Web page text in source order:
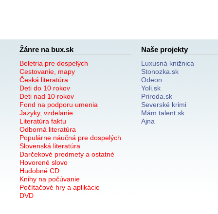
Žánre na bux.sk
Beletria pre dospelých
Cestovanie, mapy
Česká literatúra
Deti do 10 rokov
Deti nad 10 rokov
Fond na podporu umenia
Jazyky, vzdelanie
Literatúra faktu
Odborná literatúra
Populárne náučná pre dospelých
Slovenská literatúra
Darčekové predmety a ostatné
Hovorené slovo
Hudobné CD
Knihy na počúvanie
Počítačové hry a aplikácie
DVD
Naše projekty
Luxusná knižnica
Stonozka.sk
Odeon
Yoli.sk
Priroda.sk
Severské krimi
Mám talent.sk
Ajna